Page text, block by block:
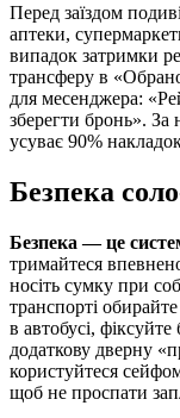
Перед заїздом
аптеки,
випадок затримки
трансферу в
для месенджера:
зберегти бронь».
усуває 90%
Безпека
Безпека — це
тримайтеся
носіть сумку при
транспорті
в автобусі,
додаткову дверну
користуйтеся
щоб не проспати